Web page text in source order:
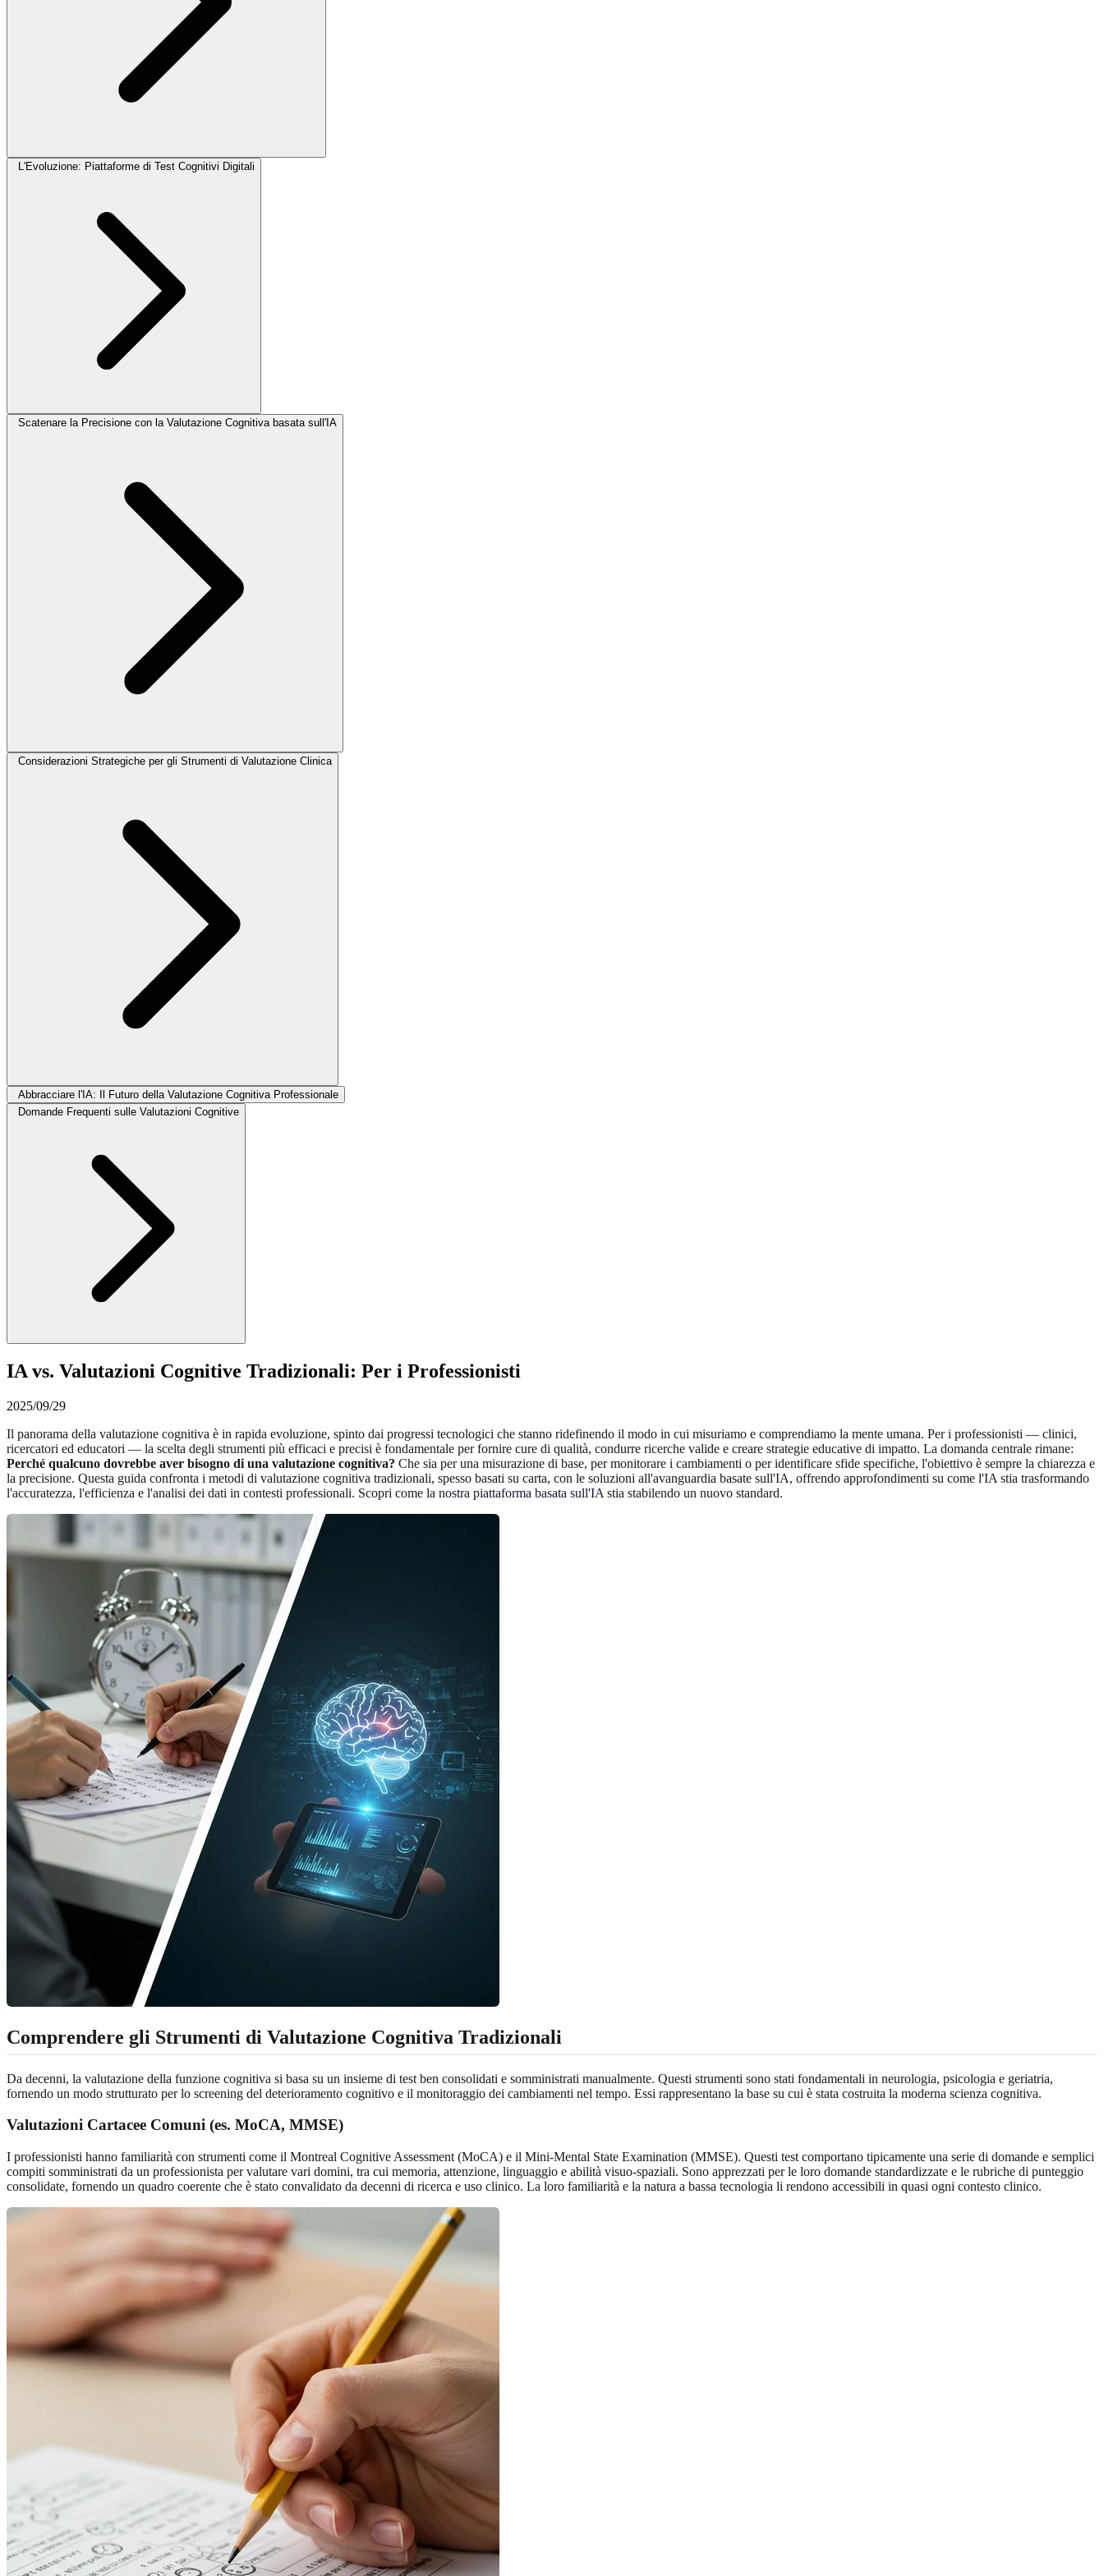
L'Evoluzione: Piattaforme di Test Cognitivi Digitali
Scatenare la Precisione con la Valutazione Cognitiva basata sull'IA
Considerazioni Strategiche per gli Strumenti di Valutazione Clinica
Abbracciare l'IA: Il Futuro della Valutazione Cognitiva Professionale
Domande Frequenti sulle Valutazioni Cognitive
IA vs. Valutazioni Cognitive Tradizionali: Per i Professionisti
2025/09/29
Il panorama della valutazione cognitiva è in rapida evoluzione, spinto dai progressi tecnologici che stanno ridefinendo il modo in cui misuriamo e comprendiamo la mente umana. Per i professionisti — clinici,
ricercatori ed educatori — la scelta degli strumenti più efficaci e precisi è fondamentale per fornire cure di qualità, condurre ricerche valide e creare strategie educative di impatto. La domanda centrale rimane:
Perché qualcuno dovrebbe aver bisogno di una valutazione cognitiva? Che sia per una misurazione di base, per monitorare i cambiamenti o per identificare sfide specifiche, l'obiettivo è sempre la chiarezza e
la precisione. Questa guida confronta i metodi di valutazione cognitiva tradizionali, spesso basati su carta, con le soluzioni all'avanguardia basate sull'IA, offrendo approfondimenti su come l'IA stia trasformando
l'accuratezza, l'efficienza e l'analisi dei dati in contesti professionali. Scopri come la nostra piattaforma basata sull'IA stia stabilendo un nuovo standard.
Comprendere gli Strumenti di Valutazione Cognitiva Tradizionali
Da decenni, la valutazione della funzione cognitiva si basa su un insieme di test ben consolidati e somministrati manualmente. Questi strumenti sono stati fondamentali in neurologia, psicologia e geriatria,
fornendo un modo strutturato per lo screening del deterioramento cognitivo e il monitoraggio dei cambiamenti nel tempo. Essi rappresentano la base su cui è stata costruita la moderna scienza cognitiva.
Valutazioni Cartacee Comuni (es. MoCA, MMSE)
I professionisti hanno familiarità con strumenti come il Montreal Cognitive Assessment (MoCA) e il Mini-Mental State Examination (MMSE). Questi test comportano tipicamente una serie di domande e semplici
compiti somministrati da un professionista per valutare vari domini, tra cui memoria, attenzione, linguaggio e abilità visuo-spaziali. Sono apprezzati per le loro domande standardizzate e le rubriche di punteggio
consolidate, fornendo un quadro coerente che è stato convalidato da decenni di ricerca e uso clinico. La loro familiarità e la natura a bassa tecnologia li rendono accessibili in quasi ogni contesto clinico.